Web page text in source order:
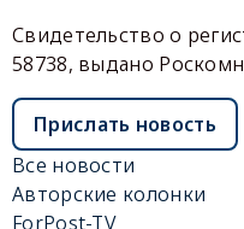
Свидетельство о
58738, выдано
Прислать новость
Все новости
Авторские колонки
ForPost-TV